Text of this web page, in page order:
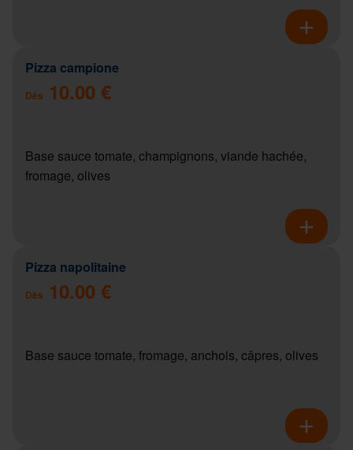
Pizza campione
Dès 10.00 €
Base sauce tomate, champignons, viande hachée,
fromage, olives
Pizza napolitaine
Dès 10.00 €
Base sauce tomate, fromage, anchois, câpres, olives